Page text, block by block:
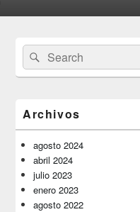
área
de
widget
lateral
primaria
Buscar
por:
Buscar
Archivos
agosto 2024
abril 2024
julio 2023
enero 2023
agosto 2022